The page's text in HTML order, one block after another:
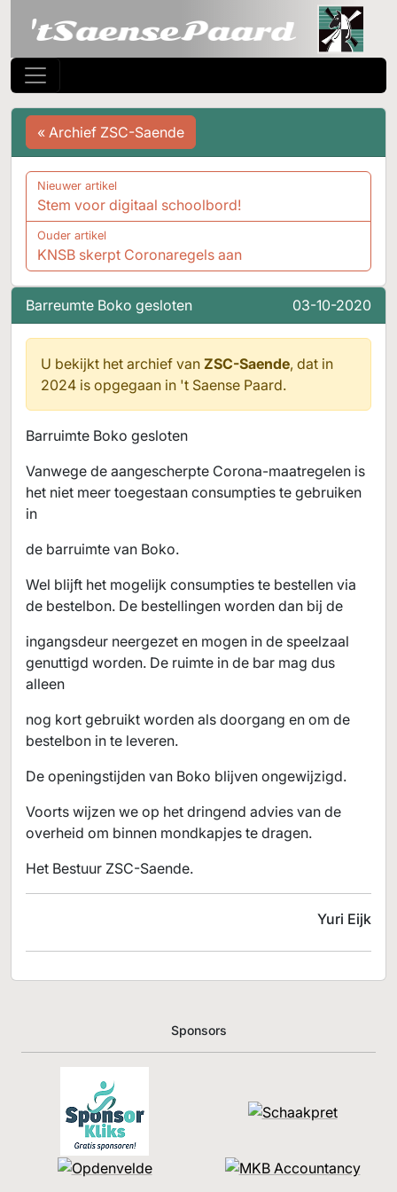
Barreumte Boko gesloten 03-10-2020
U bekijkt het archief van ZSC-Saende, dat in
2024 is opgegaan in 't Saense Paard.
Barruimte Boko gesloten
Vanwege de aangescherpte Corona-maatregelen is
het niet meer toegestaan consumpties te gebruiken
in
de barruimte van Boko.
Wel blijft het mogelijk consumpties te bestellen via
de bestelbon. De bestellingen worden dan bij de
ingangsdeur neergezet en mogen in de speelzaal
genuttigd worden. De ruimte in de bar mag dus
alleen
nog kort gebruikt worden als doorgang en om de
bestelbon in te leveren.
De openingstijden van Boko blijven ongewijzigd.
Voorts wijzen we op het dringend advies van de
overheid om binnen mondkapjes te dragen.
Het Bestuur ZSC-Saende.
Yuri Eijk
« Archief ZSC-Saende
Nieuwer artikel
Stem voor digitaal schoolbord!
Ouder artikel
KNSB skerpt Coronaregels aan
Sponsors